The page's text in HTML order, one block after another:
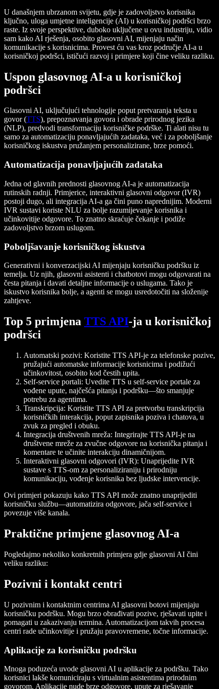
U današnjem ubrzanom svijetu, gdje je zadovoljstvo korisnika
ključno, uloga umjetne inteligencije (AI) u korisničkoj podršci brzo
raste. Iz svoje perspektive, duboko uključene u ovu industriju, vidio
sam kako AI rješenja, osobito glasovni AI, mijenjaju način
komunikacije s korisnicima. Provest ću vas kroz područje AI‑a u
korisničkoj podršci, ističući razvoj i primjere koji čine veliku razliku.
Uspon glasovnog AI-a u korisničkoj
podršci
Glasovni AI, uključujući tehnologije poput pretvaranja teksta u
govor (TTS), prepoznavanja govora i obrade prirodnog jezika
(NLP), predvodi transformaciju korisničke podrške. Ti alati nisu tu
samo za automatizaciju ponavljajućih zadataka, već i za poboljšanje
korisničkog iskustva pružanjem personalizirane, brze pomoći.
Automatizacija ponavljajućih zadataka
Jedna od glavnih prednosti glasovnog AI‑a je automatizacija
rutinskih radnji. Primjerice, interaktivni glasovni odgovor (IVR)
postoji dugo, ali integracija AI‑a ga čini puno naprednijim. Moderni
IVR sustavi koriste NLU za bolje razumijevanje korisnika i
učinkovitije odgovore. To znatno skraćuje čekanje i podiže
zadovoljstvo brzom uslugom.
Poboljšavanje korisničkog iskustva
Generativni i konverzacijski AI mijenjaju korisničku podršku iz
temelja. Uz njih, glasovni asistenti i chatbotovi mogu odgovarati na
česta pitanja i davati detaljne informacije o uslugama. Tako je
iskustvo korisnika bolje, a agenti se mogu usredotočiti na složenije
zahtjeve.
Top 5 primjena TTS API-ja u korisničkoj
podršci
Automatski pozivi: Koristite TTS API‑je za telefonske pozive,
pružajući automatske informacije korisnicima i podižući
učinkovitost, osobito kod čestih upita.
Self-service portali: Uvedite TTS u self-service portale za
vođene upute, najčešća pitanja i podršku—što smanjuje
potrebu za agentima.
Transkripcija: Koristite TTS API za pretvorbu transkripcija
korisničkih interakcija, poput zapisnika poziva i chatova, u
zvuk za pregled i obuku.
Integracija društvenih mreža: Integrirajte TTS API‑je na
društvene mreže za zvučne odgovore na korisnička pitanja i
komentare te učinite interakciju dinamičnijom.
Interaktivni glasovni odgovori (IVR): Unaprijedite IVR
sustave s TTS‑om za personaliziraniju i prirodniju
komunikaciju, vođenje korisnika bez ljudske intervencije.
Ovi primjeri pokazuju kako TTS API može znatno unaprijediti
korisničku službu—automatizira odgovore, jača self-service i
povezuje više kanala.
Praktične primjene glasovnog AI-a
Pogledajmo nekoliko konkretnih primjera gdje glasovni AI čini
veliku razliku:
Pozivni i kontakt centri
U pozivnim i kontaktnim centrima AI glasovni botovi mijenjaju
korisničku podršku. Mogu brzo obrađivati pozive, rješavati upite i
pomagati u zakazivanju termina. Automatizacijom takvih procesa
centri rade učinkovitije i pružaju pravovremene, točne informacije.
Aplikacije za korisničku podršku
Mnoga poduzeća uvode glasovni AI u aplikacije za podršku. Tako
korisnici lakše komuniciraju s virtualnim asistentima prirodnim
govorom. Aplikacije nude brze odgovore, upute za rješavanje